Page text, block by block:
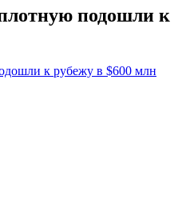
подошли к
к рубежу в $600 млн